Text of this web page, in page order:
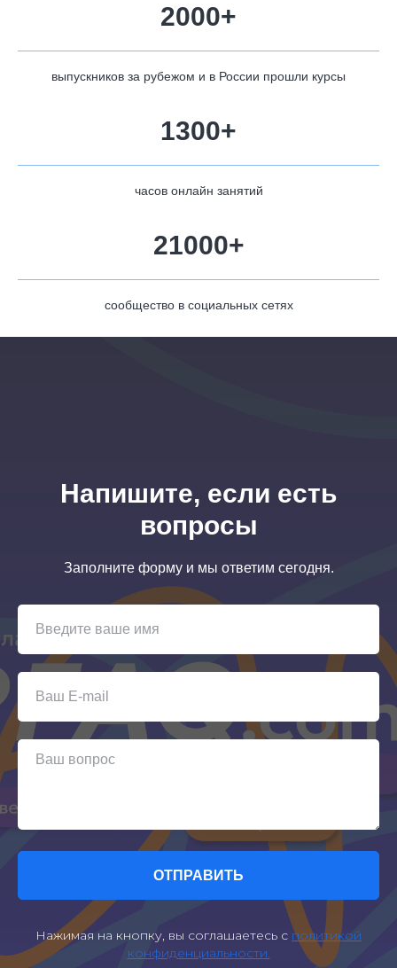
2000+
выпускников за рубежом и в России прошли курсы
1300+
часов онлайн занятий
21000+
сообщество в социальных сетях
Напишите, если есть
вопросы
Заполните форму и мы ответим сегодня.
ОТПРАВИТЬ
Нажимая на кнопку, вы соглашаетесь с политикой
конфиденциальности.